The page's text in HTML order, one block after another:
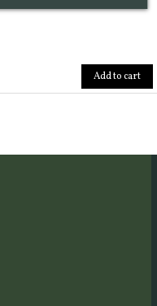
Add to cart